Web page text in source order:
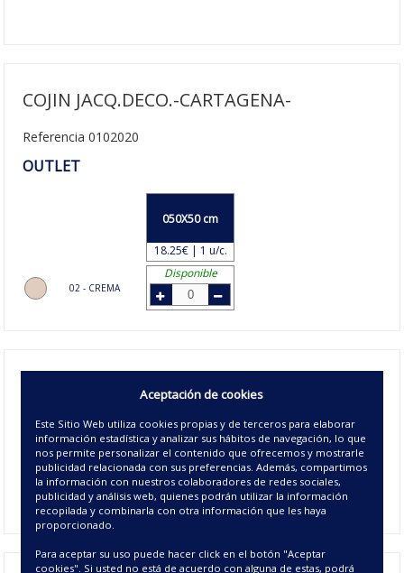
COJIN JACQ.DECO.-CARTAGENA-
Referencia 0102020
OUTLET
02 - CREMA
050X50 cm
18.25€ | 1 u/c.
Disponible
con relieve que adornanla colcha. Si estás buscando una
meses de verano la colcha Cartagena es la mejor elección.
Colcha tejida con calidad Algodón la hacen perfecta
comocolcha y cubrecama de entretiempo. La puedes
coordinar con laCortina Visillo Madeiraen blanco.
Aceptación de cookies
Este Sitio Web utiliza cookies propias y de terceros para elaborar
información estadística y analizar sus hábitos de navegación, lo que
nos permite personalizar el contenido que ofrecemos y mostrarle
publicidad relacionada con sus preferencias. Además, compartimos
la información con nuestros colaboradores de redes sociales,
publicidad y análisis web, quienes podrán utilizar la información
recopilada y combinarla con otra información que les haya
proporcionado.
Para aceptar su uso puede hacer click en el botón "Aceptar
cookies". Si usted no está de acuerdo con alguna de estas, podrá